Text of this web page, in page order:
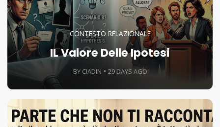
CONTESTO RELAZIONALE
IL Valore Delle Ipotesi
BY CIADIN 29 DAYS AGO